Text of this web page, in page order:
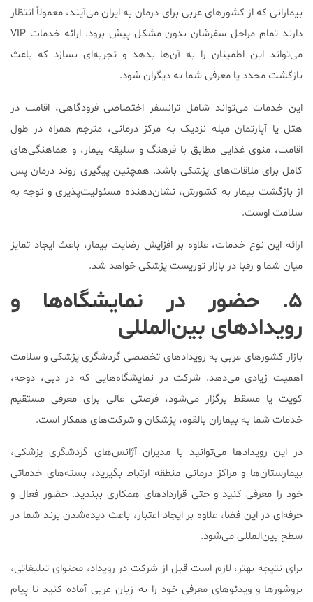
بیمارانی که از کشورهای عربی برای درمان به ایران می‌آیند، معمولاً انتظار
دارند تمام مراحل سفرشان بدون مشکل پیش برود. ارائه خدمات VIP
می‌تواند این اطمینان را به آن‌ها بدهد و تجربه‌ای بسازد که باعث
بازگشت مجدد یا معرفی شما به دیگران شود.
این خدمات می‌تواند شامل ترانسفر اختصاصی فرودگاهی، اقامت در
هتل یا آپارتمان مبله نزدیک به مرکز درمانی، مترجم همراه در طول
اقامت، منوی غذایی مطابق با فرهنگ و سلیقه بیمار، و هماهنگی‌های
کامل برای ملاقات‌های پزشکی باشد. همچنین پیگیری روند درمان پس
از بازگشت بیمار به کشورش، نشان‌دهنده مسئولیت‌پذیری و توجه به
سلامت اوست.
ارائه این نوع خدمات، علاوه بر افزایش رضایت بیمار، باعث ایجاد تمایز
میان شما و رقبا در بازار توریست پزشکی خواهد شد.
۵. حضور در نمایشگاه‌ها و
رویدادهای بین‌المللی
بازار کشورهای عربی به رویدادهای تخصصی گردشگری پزشکی و سلامت
اهمیت زیادی می‌دهد. شرکت در نمایشگاه‌هایی که در دبی، دوحه،
کویت یا مسقط برگزار می‌شود، فرصتی عالی برای معرفی مستقیم
خدمات شما به بیماران بالقوه، پزشکان و شرکت‌های همکار است.
در این رویدادها می‌توانید با مدیران آژانس‌های گردشگری پزشکی،
بیمارستان‌ها و مراکز درمانی منطقه ارتباط بگیرید، بسته‌های خدماتی
خود را معرفی کنید و حتی قراردادهای همکاری ببندید. حضور فعال و
حرفه‌ای در این فضا، علاوه بر ایجاد اعتبار، باعث دیده‌شدن برند شما در
سطح بین‌المللی می‌شود.
برای نتیجه بهتر، لازم است قبل از شرکت در رویداد، محتوای تبلیغاتی،
بروشورها و ویدئوهای معرفی خود را به زبان عربی آماده کنید تا پیام